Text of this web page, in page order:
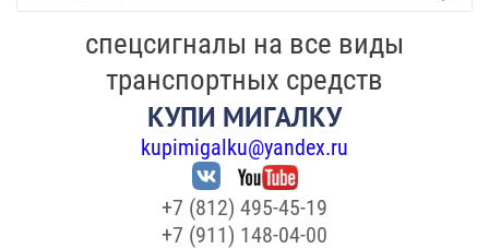
спецсигналы на все виды
транспортных средств
КУПИ МИГАЛКУ
kupimigalku@yandex.ru
+7 (812) 495-45-19
+7 (911) 148-04-00